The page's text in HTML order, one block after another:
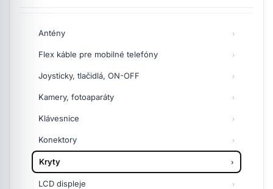
Antény
Flex káble pre mobilné telefóny
Joysticky, tlačidlá, ON-OFF
Kamery, fotoaparáty
Klávesnice
Konektory
Kryty
LCD displeje